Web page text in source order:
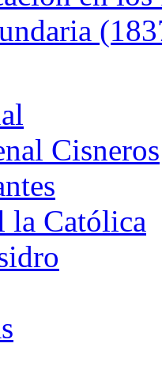
Cisneros
la Católica